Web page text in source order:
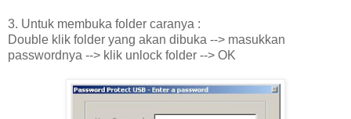
3. Untuk membuka folder caranya :
Double klik folder yang akan dibuka --> masukkan
passwordnya --> klik unlock folder --> OK